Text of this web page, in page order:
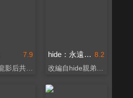
7.9
兩大青龍影后共同飆戲
8.2
hide：永遠飛翔
改編自hide親弟著作